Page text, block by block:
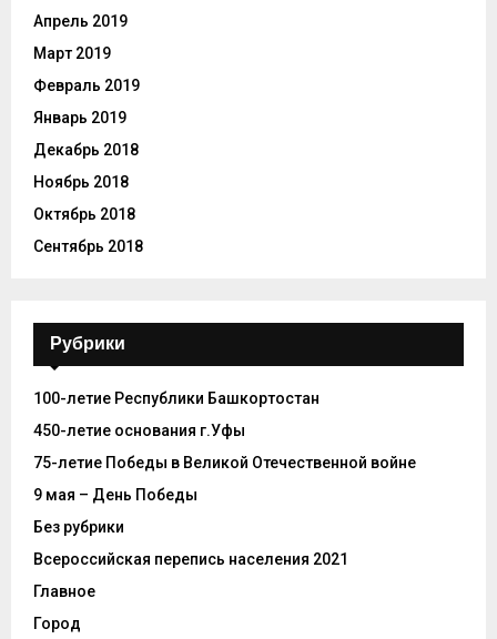
Апрель 2019
Март 2019
Февраль 2019
Январь 2019
Декабрь 2018
Ноябрь 2018
Октябрь 2018
Сентябрь 2018
Рубрики
100-летие Республики Башкортостан
450-летие основания г.Уфы
75-летие Победы в Великой Отечественной войне
9 мая – День Победы
Без рубрики
Всероссийская перепись населения 2021
Главное
Город